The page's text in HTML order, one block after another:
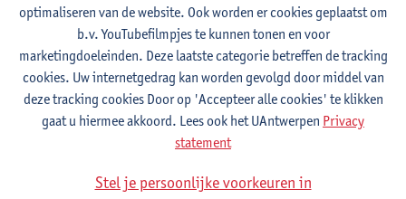
Gramática española 1
1E SEM
studiepunten
Lesgever(s):
Anne Verhaert
Gramática española 2
2E SEM
3studiepunten
Anne Verhaert
Lengua española: Destrezas básicas
optimaliseren van de website. Ook worden er cookies geplaatst om
b.v. YouTubefilmpjes te kunnen tonen en voor
marketingdoeleinden. Deze laatste categorie betreffen de tracking
cookies. Uw internetgedrag kan worden gevolgd door middel van
deze tracking cookies Door op 'Accepteer alle cookies' te klikken
gaat u hiermee akkoord. Lees ook het UAntwerpen Privacy
statement
Stel je persoonlijke voorkeuren in